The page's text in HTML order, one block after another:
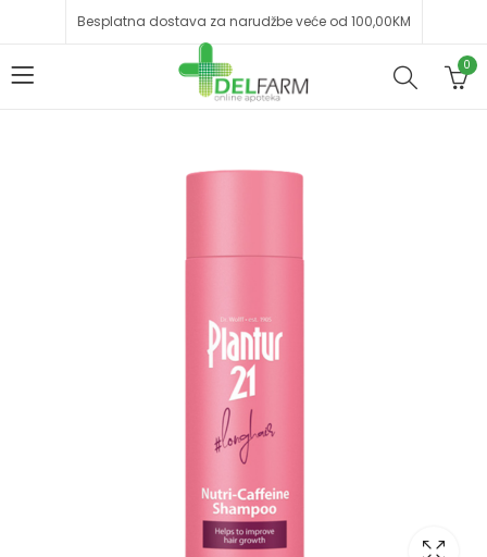
Besplatna dostava za narudžbe veće od 100,00KM
0